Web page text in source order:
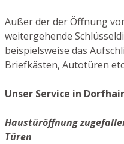
Außer der der Öffnung
weitergehende
beispielsweise das
Briefkästen, Autotüren
Unser Service in
Haustüröffnung
Türen